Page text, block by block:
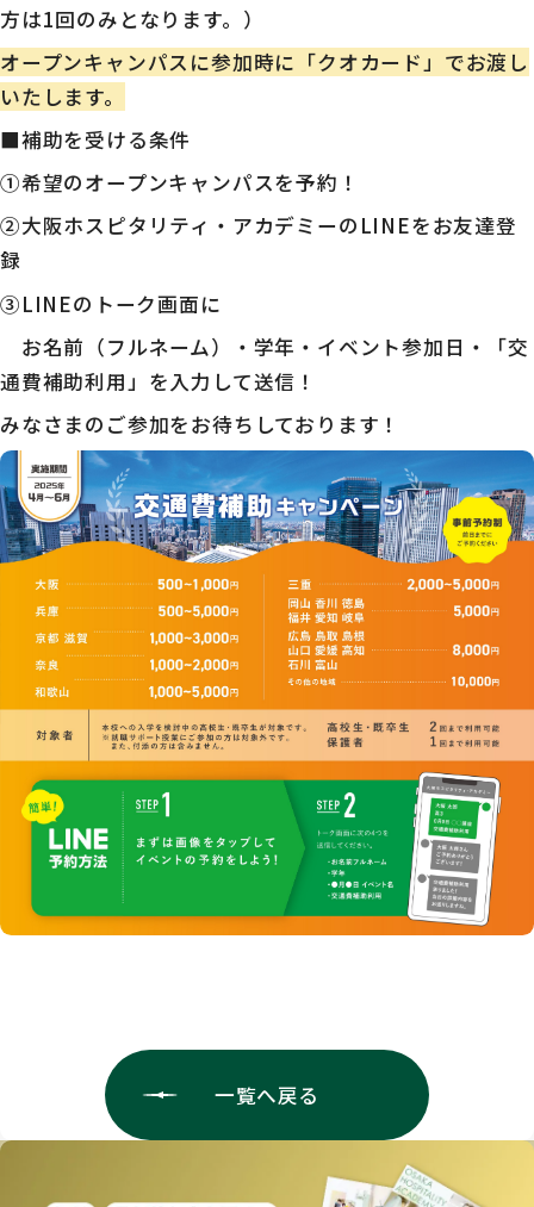
方は1回のみとなります。）
オープンキャンパスに参加時に「クオカード」でお渡し
いたします。
■補助を受ける条件
①希望のオープンキャンパスを予約！
②大阪ホスピタリティ・アカデミーのLINEをお友達登
録
③LINEのトーク画面に
お名前（フルネーム）・学年・イベント参加日・「交
通費補助利用」を入力して送信！
みなさまのご参加をお待ちしております！
一覧へ戻る